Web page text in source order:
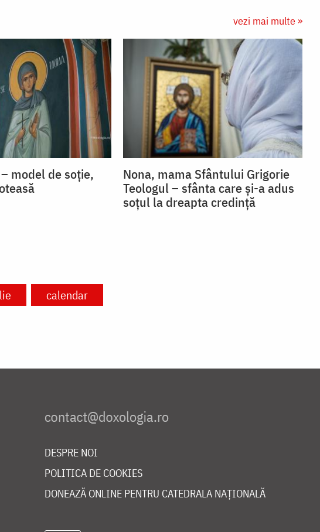
vezi mai multe »
model de soție,
Nona, mama Sfântului Grigorie
Teologul – sfânta care și-a adus
soțul la dreapta credință
calendar
DESPRE NOI
POLITICA DE COOKIES
DONEAZĂ ONLINE PENTRU CATEDRALA NAȚIONALĂ